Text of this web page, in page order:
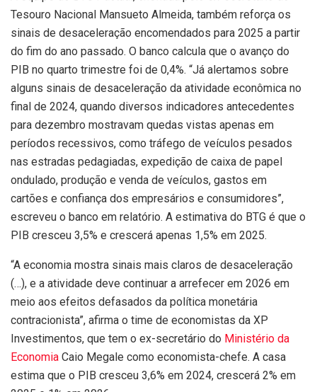
Tesouro Nacional Mansueto Almeida, também reforça os
sinais de desaceleração encomendados para 2025 a partir
do fim do ano passado. O banco calcula que o avanço do
PIB no quarto trimestre foi de 0,4%. “Já alertamos sobre
alguns sinais de desaceleração da atividade econômica no
final de 2024, quando diversos indicadores antecedentes
para dezembro mostravam quedas vistas apenas em
períodos recessivos, como tráfego de veículos pesados
nas estradas pedagiadas, expedição de caixa de papel
ondulado, produção e venda de veículos, gastos em
cartões e confiança dos empresários e consumidores”,
escreveu o banco em relatório. A estimativa do BTG é que o
PIB cresceu 3,5% e crescerá apenas 1,5% em 2025.
“A economia mostra sinais mais claros de desaceleração
(…), e a atividade deve continuar a arrefecer em 2026 em
meio aos efeitos defasados da política monetária
contracionista”, afirma o time de economistas da XP
Investimentos, que tem o ex-secretário do Ministério da
Economia Caio Megale como economista-chefe. A casa
estima que o PIB cresceu 3,6% em 2024, crescerá 2% em